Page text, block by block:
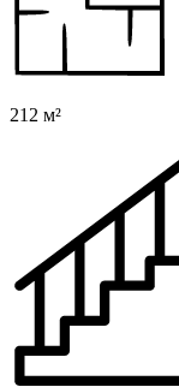
212 м²